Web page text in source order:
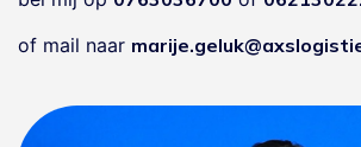
of mail naar